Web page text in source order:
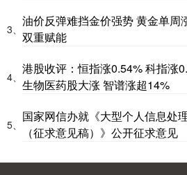
3、
油价反弹难挡金价强势 黄金单周
双重赋能
4、
港股收评：恒指涨0.54% 科指涨
生物医药股大涨 智谱涨超14%
5、
国家网信办就《大型个人信息处
（征求意见稿）》公开征求意见